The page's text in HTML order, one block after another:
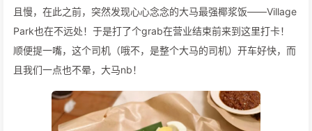
且慢，在此之前，突然发现心心念念的大马最强椰浆饭——Village
Park也在不远处！于是打了个grab在营业结束前来到这里打卡！
顺便提一嘴，这个司机（哦不，是整个大马的司机）开车好快，而
且我们一点也不晕，大马nb！